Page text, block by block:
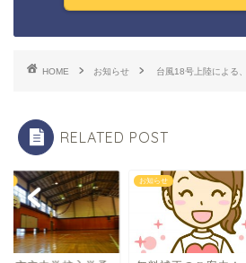
HOME お知らせ 台風18号上陸による
RELATED POST
お知らせ